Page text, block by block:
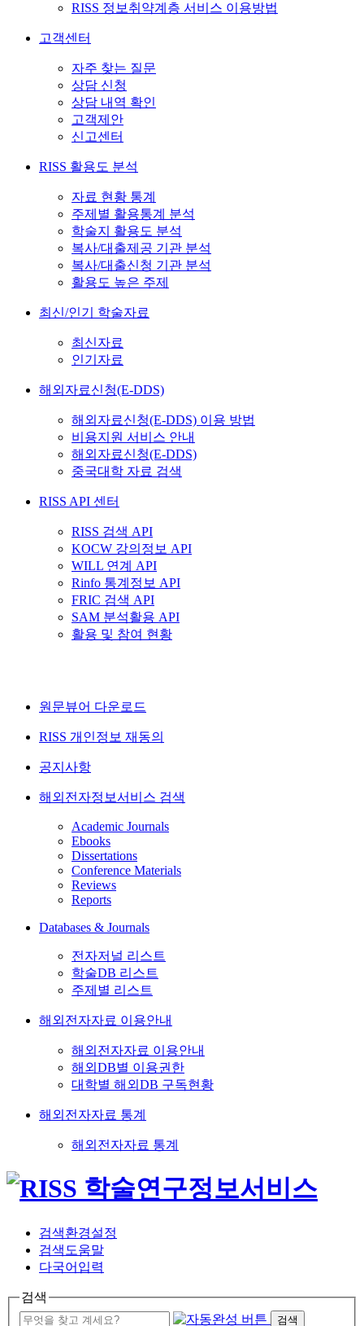
RISS 정보취약계층 서비스 이용방법
고객센터
자주 찾는 질문
상담 신청
상담 내역 확인
고객제안
신고센터
RISS 활용도 분석
자료 현황 통계
주제별 활용통계 분석
학술지 활용도 분석
복사/대출제공 기관 분석
복사/대출신청 기관 분석
활용도 높은 주제
최신/인기 학술자료
최신자료
인기자료
해외자료신청(E-DDS)
해외자료신청(E-DDS) 이용 방법
비용지원 서비스 안내
해외자료신청(E-DDS)
중국대학 자료 검색
RISS API 센터
RISS 검색 API
KOCW 강의정보 API
WILL 연계 API
Rinfo 통계정보 API
FRIC 검색 API
SAM 분석활용 API
활용 및 참여 현황
원문뷰어 다운로드
RISS 개인정보 재동의
공지사항
해외전자정보서비스 검색
Academic Journals
Ebooks
Dissertations
Conference Materials
Reviews
Reports
Databases & Journals
전자저널 리스트
학술DB 리스트
주제별 리스트
해외전자자료 이용안내
해외전자자료 이용안내
해외DB별 이용권한
대학별 해외DB 구독현황
해외전자자료 통계
해외전자자료 통계
검색환경설정
검색도움말
다국어입력
검색
검색